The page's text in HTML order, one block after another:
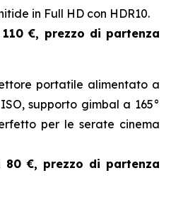
in Full HD con HDR10.
110 €, prezzo di partenza
portatile alimentato a
supporto gimbal a 165°
per le serate cinema
80 €, prezzo di partenza